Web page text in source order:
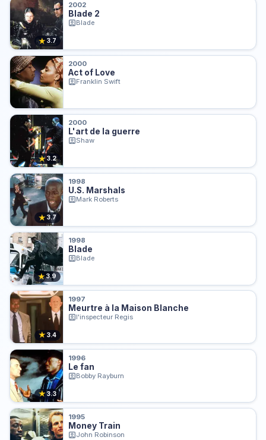
★ 3.7
2002
Blade 2
Blade
2000
Act of Love
Franklin Swift
★3.2
2000
L'art de la guerre
Shaw
★ 3.7
1998
U.S. Marshals
Mark Roberts
★3.9
1998
Blade
Blade
★ 3.4
1997
Meurtre à la Maison Blanche
l'inspecteur Regis
★3.3
1996
Le fan
Bobby Rayburn
1995
Money Train
John Robinson